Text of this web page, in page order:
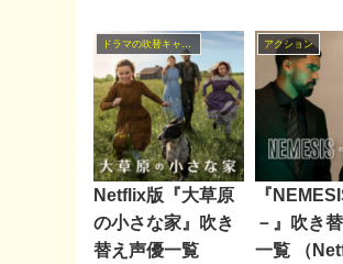
ドラマの吹替キャスト
Netflix版『大草原
の小さな家』吹き
替え声優一覧
アクション
『
－』吹き
一覧 （